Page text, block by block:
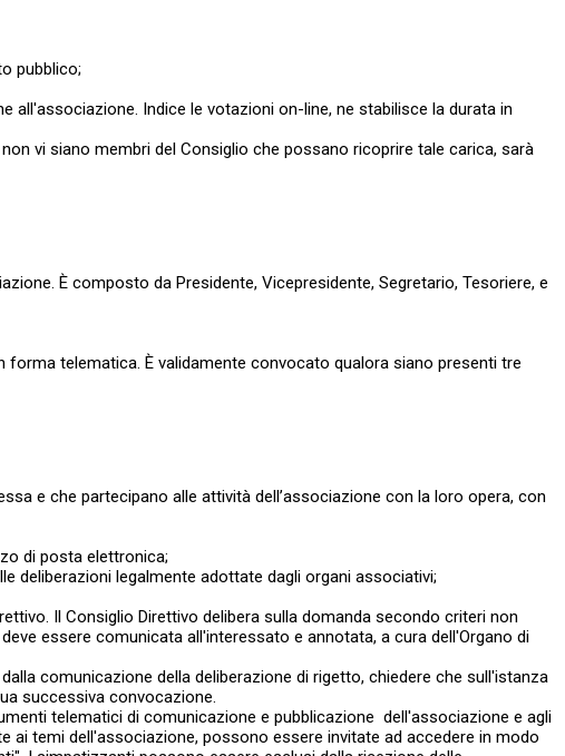
pubblico;
all'associazione. Indice le votazioni on-line, ne stabilisce la durata in
vi siano membri del Consiglio che possano ricoprire tale carica, sarà
È composto da Presidente, Vicepresidente, Segretario, Tesoriere, e
telematica. È validamente convocato qualora siano presenti tre
e che partecipano alle attività dell’associazione con la loro opera, con
di posta elettronica;
deliberazioni legalmente adottate dagli organi associativi;
Il Consiglio Direttivo delibera sulla domanda secondo criteri non
essere comunicata all'interessato e annotata, a cura dell'Organo di
comunicazione della deliberazione di rigetto, chiedere che sull'istanza
successiva convocazione.
telematici di comunicazione e pubblicazione dell'associazione e agli
temi dell'associazione, possono essere invitate ad accedere in modo